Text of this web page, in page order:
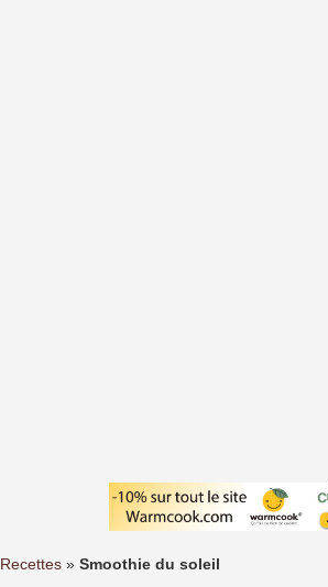
Recettes » Smoothie du soleil